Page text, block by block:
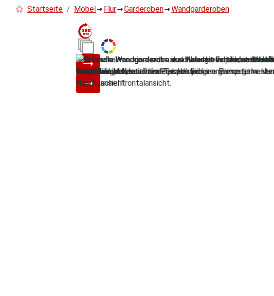
Startseite Möbel Flur Garderoben Wandgarderoben
Bildergalerie überspringen